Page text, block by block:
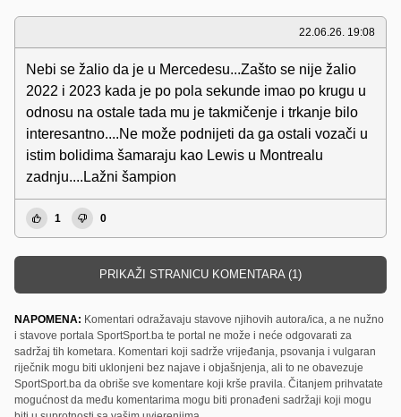
22.06.26. 19:08
Nebi se žalio da je u Mercedesu...Zašto se nije žalio
2022 i 2023 kada je po pola sekunde imao po krugu u
odnosu na ostale tada mu je takmičenje i trkanje bilo
interesantno....Ne može podnijeti da ga ostali vozači u
istim bolidima šamaraju kao Lewis u Montrealu
zadnju....Lažni šampion
1 0
PRIKAŽI STRANICU KOMENTARA (1)
NAPOMENA: Komentari odražavaju stavove njihovih autora/ica, a ne nužno
i stavove portala SportSport.ba te portal ne može i neće odgovarati za
sadržaj tih kometara. Komentari koji sadrže vrijeđanja, psovanja i vulgaran
riječnik mogu biti uklonjeni bez najave i objašnjenja, ali to ne obavezuje
SportSport.ba da obriše sve komentare koji krše pravila. Čitanjem prihvatate
mogućnost da među komentarima mogu biti pronađeni sadržaji koji mogu